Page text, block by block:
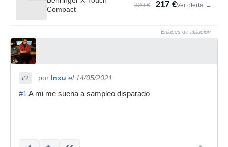
Compact
320 € 217 €Ver oferta →
Enlaces de afiliación
#2 por Inxu el 14/05/2021
#1 A mi me suena a sampleo disparado